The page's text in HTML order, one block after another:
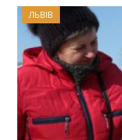
ЛЬВІВ